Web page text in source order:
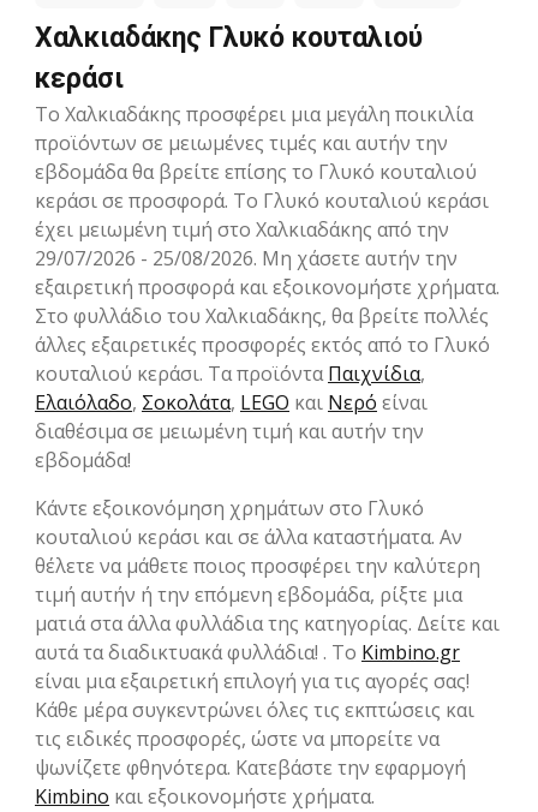
Χαλκιαδάκης Γλυκό κουταλιού
κεράσι
Το Χαλκιαδάκης προσφέρει μια μεγάλη ποικιλία
προϊόντων σε μειωμένες τιμές και αυτήν την
εβδομάδα θα βρείτε επίσης το Γλυκό κουταλιού
κεράσι σε προσφορά. Το Γλυκό κουταλιού κεράσι
έχει μειωμένη τιμή στο Χαλκιαδάκης από την
29/07/2026 - 25/08/2026. Μη χάσετε αυτήν την
εξαιρετική προσφορά και εξοικονομήστε χρήματα.
Στο φυλλάδιο του Χαλκιαδάκης, θα βρείτε πολλές
άλλες εξαιρετικές προσφορές εκτός από το Γλυκό
κουταλιού κεράσι. Τα προϊόνταΠαιχνίδια,
Ελαιόλαδο, Σοκολάτα, LEGO και Νερό είναι
διαθέσιμα σε μειωμένη τιμή και αυτήν την
εβδομάδα!
Κάντε εξοικονόμηση χρημάτων στο Γλυκό
κουταλιού κεράσι και σε άλλα καταστήματα. Αν
θέλετε να μάθετε ποιος προσφέρει την καλύτερη
τιμή αυτήν ή την επόμενη εβδομάδα, ρίξτε μια
ματιά στα άλλα φυλλάδια της κατηγορίας. Δείτε και
αυτά τα διαδικτυακά φυλλάδια! . Το Kimbino.gr
είναι μια εξαιρετική επιλογή για τις αγορές σας!
Κάθε μέρα συγκεντρώνει όλες τις εκπτώσεις και
τις ειδικές προσφορές, ώστε να μπορείτε να
ψωνίζετε φθηνότερα. Κατεβάστε την εφαρμογή
Kimbino και εξοικονομήστε χρήματα.